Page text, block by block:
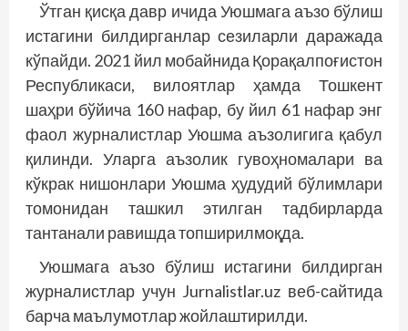
Ўтган қисқа давр ичида Уюшмага аъзо бўлиш
истагини билдирганлар сезиларли даражада
кўпайди. 2021 йил мобайнида Қорақалпоғистон
Республикаси, вилоятлар ҳамда Тошкент
шаҳри бўйича 160 нафар, бу йил 61 нафар энг
фаол журналистлар Уюшма аъзолигига қабул
қилинди. Уларга аъзолик гувоҳномалари ва
кўкрак нишонлари Уюшма ҳудудий бўлимлари
томонидан ташкил этилган тадбирларда
тантанали равишда топширилмоқда.
Уюшмага аъзо бўлиш истагини билдирган
журналистлар учун Jurnalistlar.uz веб-сайтида
барча маълумотлар жойлаштирилди.